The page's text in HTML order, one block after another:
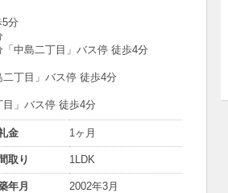
分
中島二丁目」バス停 徒歩4分
丁目」バス停 徒歩4分
」バス停 徒歩4分
金 1ヶ月
間取り 1LDK
年月 2002年3月